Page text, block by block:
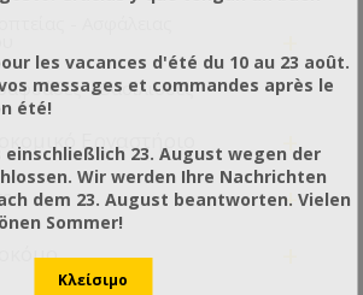
- Ασφάλειας
- Βασίλισσες
Εργαστήριο +
+
les vacances d'été du 10 au 23 août.
messages et commandes après le
été!
einschließlich 23. August wegen der
Wir werden Ihre Nachrichten
dem 23. August beantworten. Vielen
Sommer!